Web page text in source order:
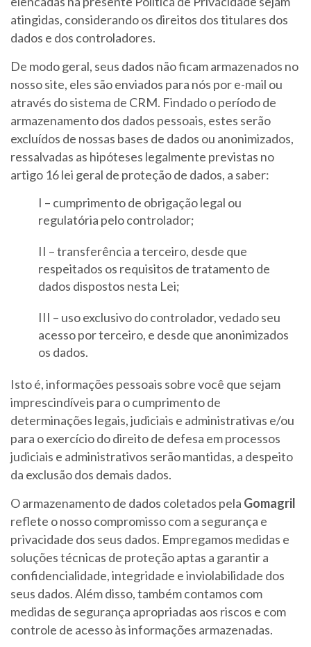
atingidas, considerando os direitos dos titulares dos
dados e dos controladores.
De modo geral, seus dados não ficam armazenados no
nosso site, eles são enviados para nós por e-mail ou
através do sistema de CRM. Findado o período de
armazenamento dos dados pessoais, estes serão
excluídos de nossas bases de dados ou anonimizados,
ressalvadas as hipóteses legalmente previstas no
artigo 16 lei geral de proteção de dados, a saber:
I – cumprimento de obrigação legal ou
regulatória pelo controlador;
II – transferência a terceiro, desde que
respeitados os requisitos de tratamento de
dados dispostos nesta Lei;
III – uso exclusivo do controlador, vedado seu
acesso por terceiro, e desde que anonimizados
os dados.
Isto é, informações pessoais sobre você que sejam
imprescindíveis para o cumprimento de
determinações legais, judiciais e administrativas e/ou
para o exercício do direito de defesa em processos
judiciais e administrativos serão mantidas, a despeito
da exclusão dos demais dados.
O armazenamento de dados coletados pela Gomagril
reflete o nosso compromisso com a segurança e
privacidade dos seus dados. Empregamos medidas e
soluções técnicas de proteção aptas a garantir a
confidencialidade, integridade e inviolabilidade dos
seus dados. Além disso, também contamos com
medidas de segurança apropriadas aos riscos e com
controle de acesso às informações armazenadas.